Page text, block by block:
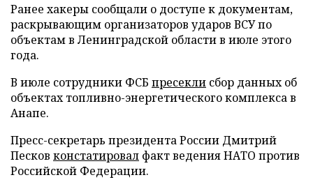
Ранее хакеры сообщали о доступе к документам,
раскрывающим организаторов ударов ВСУ по
объектам в Ленинградской области в июле этого
года.
В июле сотрудники ФСБ пресекли сбор данных об
объектах топливно-энергетического комплекса в
Анапе.
Пресс-секретарь президента России Дмитрий
Песков констатировал факт ведения НАТО против
Российской Федерации.